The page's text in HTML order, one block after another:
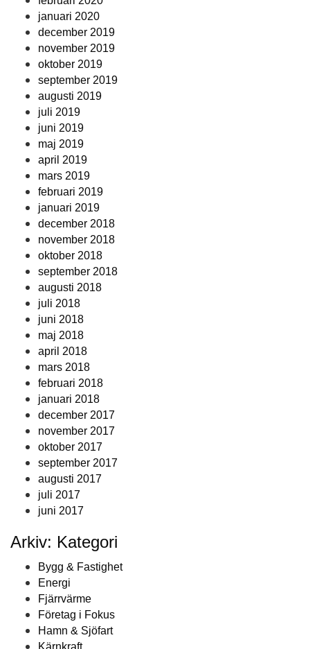
januari 2020
december 2019
november 2019
oktober 2019
september 2019
augusti 2019
juli 2019
juni 2019
maj 2019
april 2019
mars 2019
februari 2019
januari 2019
december 2018
november 2018
oktober 2018
september 2018
augusti 2018
juli 2018
juni 2018
maj 2018
april 2018
mars 2018
februari 2018
januari 2018
december 2017
november 2017
oktober 2017
september 2017
augusti 2017
juli 2017
juni 2017
Arkiv: Kategori
Bygg & Fastighet
Energi
Fjärrvärme
Företag i Fokus
Hamn & Sjöfart